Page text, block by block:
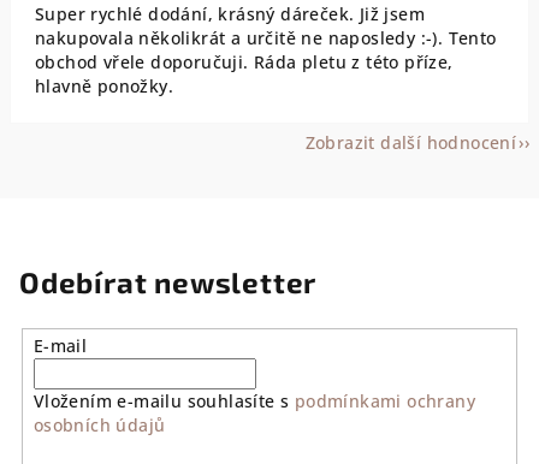
Super rychlé dodání, krásný dáreček. Již jsem
nakupovala několikrát a určitě ne naposledy :-). Tento
obchod vřele doporučuji. Ráda pletu z této příze,
hlavně ponožky.
Zobrazit další hodnocení
Odebírat newsletter
E-mail
Vložením e-mailu souhlasíte s podmínkami ochrany
osobních údajů